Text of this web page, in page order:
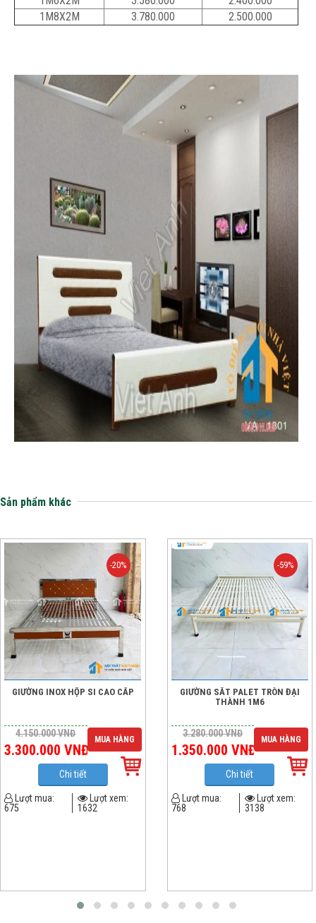
1M8X2M
3.780.000 2.500.000
Sản phẩm khác
-20%
GIƯỜNG INOX HỘP SI CAO CẤP
4.150.000VNĐ
3.300.000 VNĐ
MUA HÀNG
Chi tiết
Lượt mua:
675
Lượt xem:
1632
-59%
GIƯỜNG SẮT PALET TRÒN ĐẠI
THÀNH 1M6
3.280.000VNĐ
1.350.000 VNĐ
MUA HÀNG
Chi tiết
Lượt mua:
768
Lượt xem:
3138